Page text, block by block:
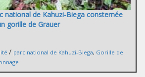
national de Kahuzi-Biega consternée
gorille de Grauer
/ parc national de Kahuzi-Biega, Gorille de